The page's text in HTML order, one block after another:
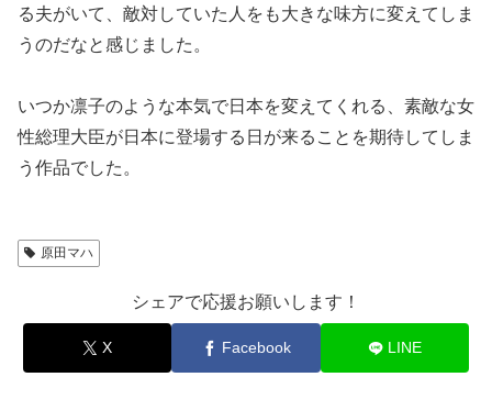
る夫がいて、敵対していた人をも大きな味方に変えてしま
うのだなと感じました。
いつか凛子のような本気で日本を変えてくれる、素敵な女
性総理大臣が日本に登場する日が来ることを期待してしま
う作品でした。
原田マハ
シェアで応援お願いします！
X Facebook LINE